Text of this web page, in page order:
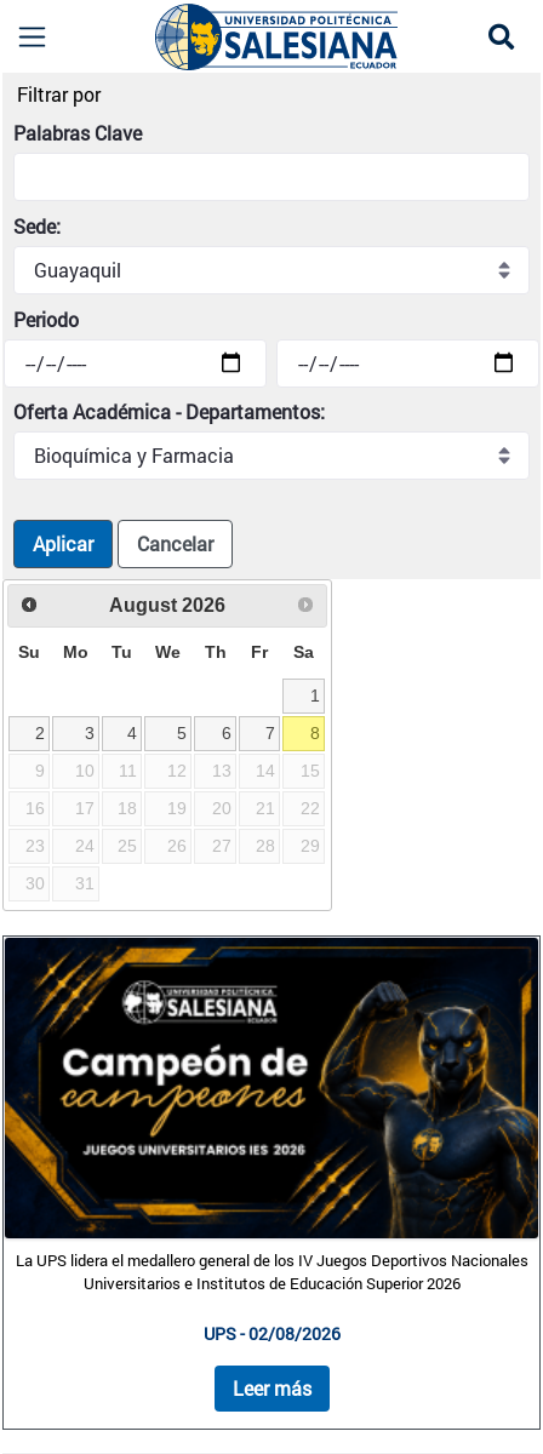
Noticias institucionales | Universidad
Filtrar por
Palabras Clave
Sede:
Periodo
Oferta Académica - Departamentos:
Aplicar Cancelar
August 2026
Su Mo Tu We Th Fr Sa
1
2
3 4 5 6 7
8
9
10 11 12 13 14
15
16
17 18 19 20 21
22
23
24 25 26 27 28
29
30
31
La UPS lidera el medallero general de los IV Juegos Deportivos Nacionales
Universitarios e Institutos de Educación Superior 2026
UPS - 02/08/2026
Leer más